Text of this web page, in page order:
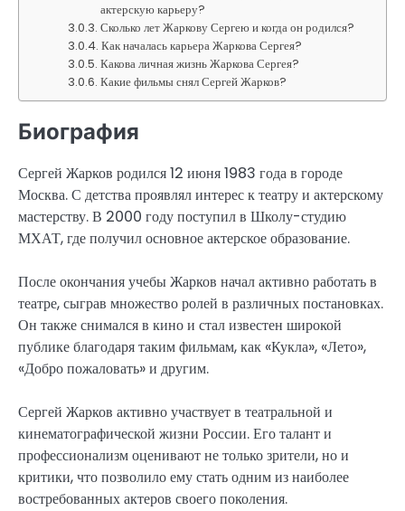
актерскую карьеру?
Сколько лет Жаркову Сергею и когда он родился?
Как началась карьера Жаркова Сергея?
Какова личная жизнь Жаркова Сергея?
Какие фильмы снял Сергей Жарков?
Биография
Сергей Жарков родился 12 июня 1983 года в городе
Москва. С детства проявлял интерес к театру и актерскому
мастерству. В 2000 году поступил в Школу-студию
МХАТ, где получил основное актерское образование.
После окончания учебы Жарков начал активно работать в
театре, сыграв множество ролей в различных постановках.
Он также снимался в кино и стал известен широкой
публике благодаря таким фильмам, как «Кукла», «Лето»,
«Добро пожаловать» и другим.
Сергей Жарков активно участвует в театральной и
кинематографической жизни России. Его талант и
профессионализм оценивают не только зрители, но и
критики, что позволило ему стать одним из наиболее
востребованных актеров своего поколения.